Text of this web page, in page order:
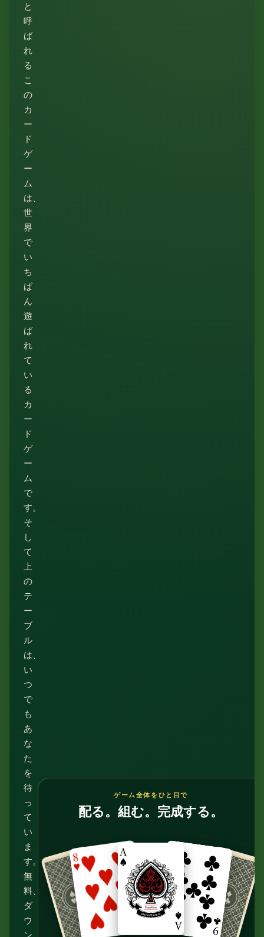
と
呼
ば
れ
る
こ
の
カ
ー
ド
ゲ
ー
ム
は、
世
界
で
い
ち
ば
ん
遊
ば
れ
て
い
る
カ
ー
ド
ゲ
ー
ム
で
す。
そ
し
て
上
の
テ
ー
ブ
ル
は、
い
つ
で
も
あ
な
た
を
待
っ
て
い
ま
す。
無
料、
ダ
ウ
ゲーム全体をひと目で
配る。組む。完成する。